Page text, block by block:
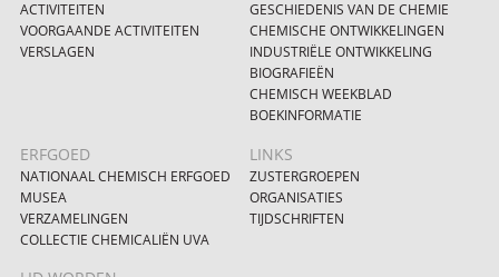
ACTIVITEITEN
VOORGAANDE ACTIVITEITEN
VERSLAGEN
GESCHIEDENIS VAN DE CHEMIE
CHEMISCHE ONTWIKKELINGEN
INDUSTRIËLE ONTWIKKELING
BIOGRAFIEËN
CHEMISCH WEEKBLAD
BOEKINFORMATIE
ERFGOED
NATIONAAL CHEMISCH ERFGOED
MUSEA
VERZAMELINGEN
COLLECTIE CHEMICALIËN UVA
LINKS
ZUSTERGROEPEN
ORGANISATIES
TIJDSCHRIFTEN